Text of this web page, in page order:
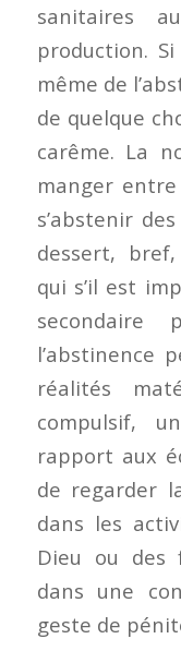
sanitaires
production.
même de
de quelque
carême. La
manger
s’abstenir
dessert,
qui s’il est
secondaire
l’abstinence
réalités
compulsif,
rapport aux
de regarder
dans les
Dieu ou des
dans une
geste de